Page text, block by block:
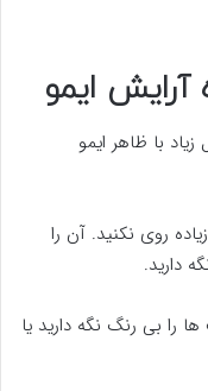
آرایش ایمو
با ظاهر ایمو
روی نکنید. آن را
دارید.
را بی رنگ نگه دارید یا